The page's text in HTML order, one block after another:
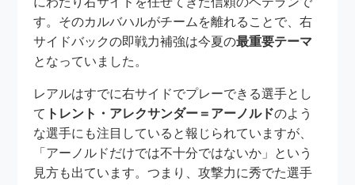
す。そのカルバハルがチームを離れることで、右
サイドバックの即戦力補強は今夏の最重要テーマ
となっていました。
レアルはすでに右サイドでプレーできる選手とし
て トレント・アレクサンダー＝アーノルドのよう
な選手にも注目していると報じられていますが、
「アーノルドだけでは不十分ではないか」という
見方も出ています。つまり、攻撃力に秀でた選手